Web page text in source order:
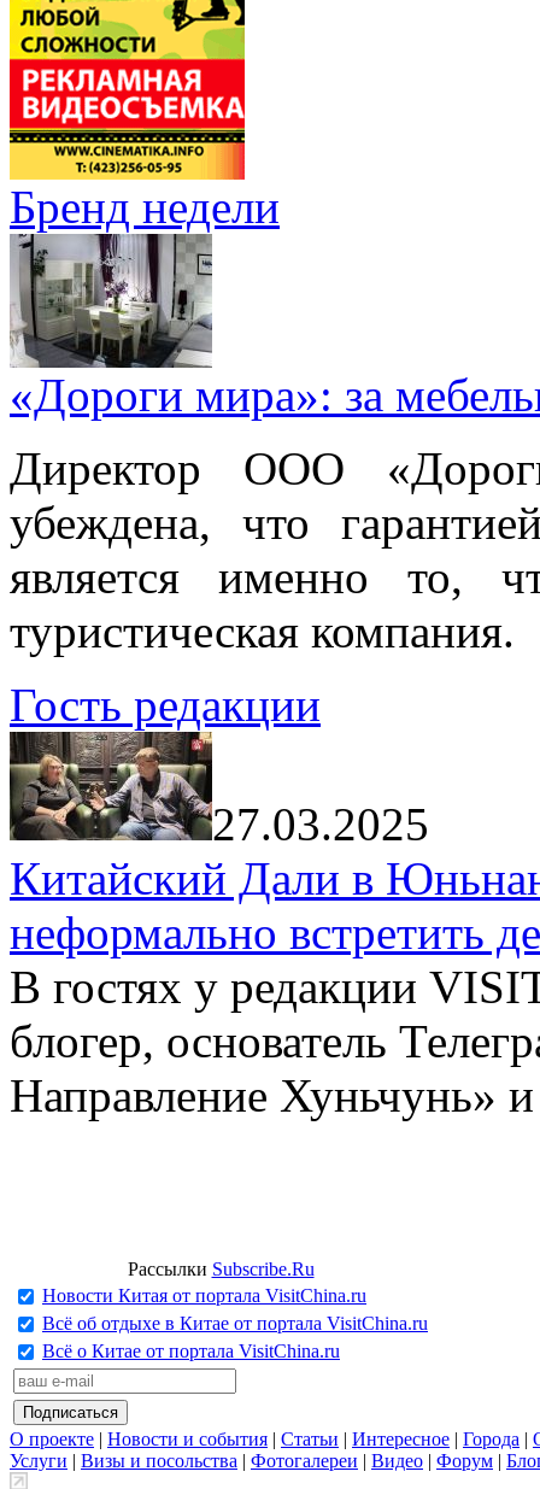
Бренд недели
«Дороги мира»: за
Директор ООО
убеждена, что
является именно то,
туристическая компания.
Гость редакции
27.03.2025
Китайский Дали в
неформально встретить
В гостях у редакции
блогер, основатель
Направление Хуньчунь»
Рассылки Subscribe.Ru
Новости Китая от портала VisitChina.ru
Всё об отдыхе в Китае от портала VisitChina.ru
Всё о Китае от портала VisitChina.ru
О проекте | Новости и события | Статьи | Интересное | Города |
Услуги | Визы и посольства | Фотогалереи | Видео | Форум |